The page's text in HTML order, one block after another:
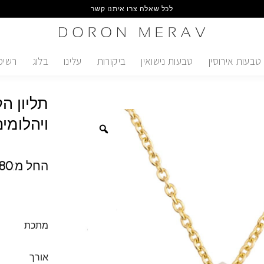
לכל שאלה צרו איתנו קשר
טבעות אירוסין טבעות נישואין ביקורות עלינו בלוג
תליון
החל מ:
מתכת
אורך